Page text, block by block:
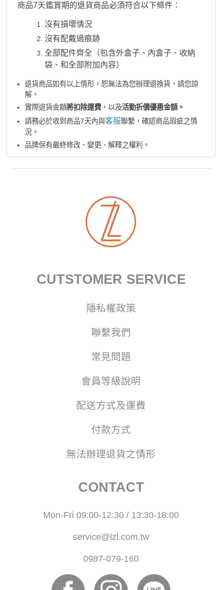
商品7天鑑賞期的退貨商品必須符合以下條件：
沒有損壞情況
沒有配戴過痕跡
全部配件齊全（包含外盒子、內盒子、收納
袋、和全部附加內容）
退貨商品如有以上情形，恕無法為您辦理退換貨，請您諒
解。
實際退貨金額將扣除運費，以及活動折價優惠金額。
請務必於收到商品7天內與客服聯繫，確認商品瑕疵之情
況。
品牌保有最終修改、變更、解釋之權利。
CUTSTOMER SERVICE
隱私權政策
聯繫我們
常見問題
會員等級說明
配送方式及運費
付款方式
無法辦理退貨之情形
CONTACT
Mon-Fri 09:00-12:30 / 13:30-18:00
service@lzl.com.tw
0987-079-160